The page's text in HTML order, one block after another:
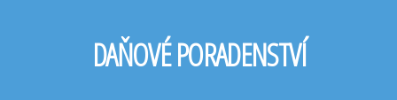
DAŇOVÉ PORADENSTVÍ